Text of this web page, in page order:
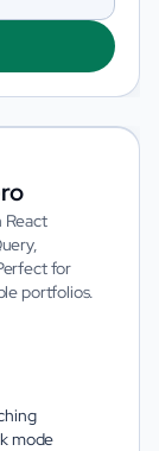
React
for
portfolios.
mode